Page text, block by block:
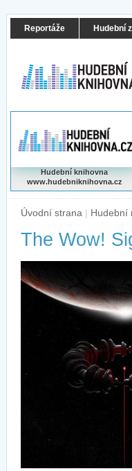
Reportáže Hudební
Hudební knihovna
www.hudebniknihovna.cz
Úvodní strana | Hudební
The Wow!